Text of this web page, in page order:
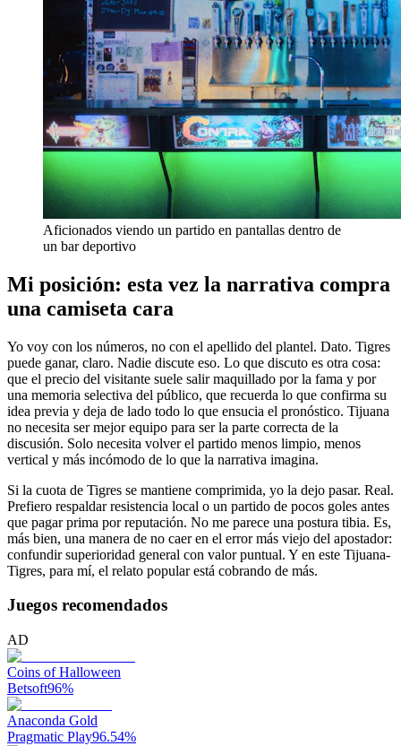
Aficionados viendo un partido en pantallas dentro de
un bar deportivo
Mi posición: esta vez la narrativa compra
una camiseta cara
Yo voy con los números, no con el apellido del plantel. Dato. Tigres
puede ganar, claro. Nadie discute eso. Lo que discuto es otra cosa:
que el precio del visitante suele salir maquillado por la fama y por
una memoria selectiva del público, que recuerda lo que confirma su
idea previa y deja de lado todo lo que ensucia el pronóstico. Tijuana
no necesita ser mejor equipo para ser la parte correcta de la
discusión. Solo necesita volver el partido menos limpio, menos
vertical y más incómodo de lo que la narrativa imagina.
Si la cuota de Tigres se mantiene comprimida, yo la dejo pasar. Real.
Prefiero respaldar resistencia local o un partido de pocos goles antes
que pagar prima por reputación. No me parece una postura tibia. Es,
más bien, una manera de no caer en el error más viejo del apostador:
confundir superioridad general con valor puntual. Y en este Tijuana-
Tigres, para mí, el relato popular está cobrando de más.
Juegos recomendados
AD
Coins of Halloween
Betsoft96%
Anaconda Gold
Pragmatic Play96.54%